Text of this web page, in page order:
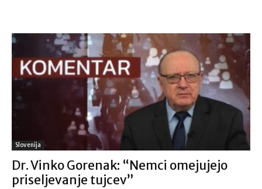
Slovenija
Dr. Vinko Gorenak: “Nemci omejujejo
priseljevanje tujcev”